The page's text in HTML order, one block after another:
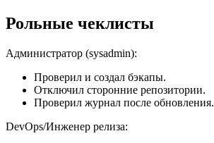
Рольные чеклисты
Администратор (sysadmin):
Проверил и создал бэкапы.
Отключил сторонние репозитории.
Проверил журнал после обновления.
DevOps/Инженер релиза: